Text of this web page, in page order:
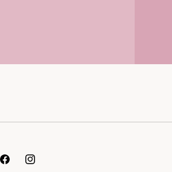
FacebookInstagram